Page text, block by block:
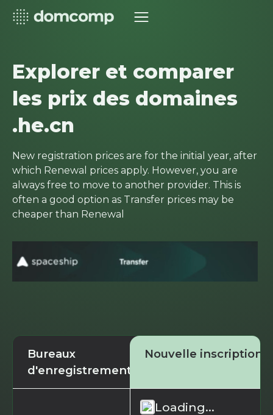
Explorer et comparer
les prix des domaines
.he.cn
New registration prices are for the initial year, after
which Renewal prices apply. However, you are
always free to move to another provider. This is
often a good option as Transfer prices may be
cheaper than Renewal
Bureaux
d'enregistrement
Nouvelle inscription
Loading...